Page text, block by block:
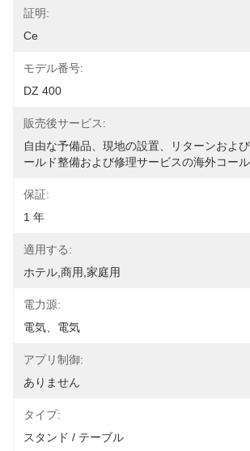
証明:
Ce
モデル番号:
DZ 400
販売後サービス:
自由な予備品、現地の設置、リターンおよ
ールド整備および修理サービスの海外コー
保証:
1 年
適用する:
ホテル,商用,家庭用
電力源:
電気、電気
アプリ制御:
ありません
タイプ:
スタンド / テーブル